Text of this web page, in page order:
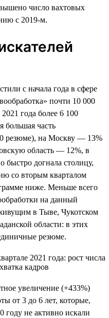
число вахтовых
с 2019-м.
с начала года в сфере
почти 10 000
года более 6 100
большая часть
резюме), на Москву — 13%
область — 12%, в
быстро догнала столицу,
со вторым кварталом
ниже. Меньше всего
на данный
в Тыве, Чукотском
области: в этих
резюме.
увеличение (+433%)
от 3 до 6 лет, которые,
году не активно искали